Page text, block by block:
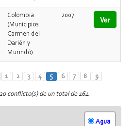
Colombia
(Municipios
Carmen del
Darién y
Murindó)
2007 Ver
1 2 3 4 5 6 7 8
9
conflicto(s) de un total de 161.
Agua